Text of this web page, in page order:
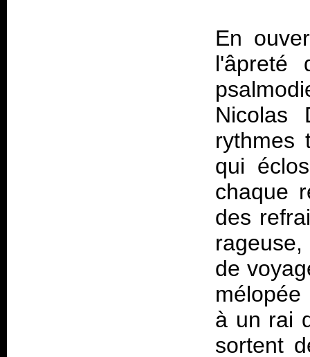
En
l'âpreté
Nicolas
rythmes
qui
chaque
des
de
mélopée
à un rai
sortent